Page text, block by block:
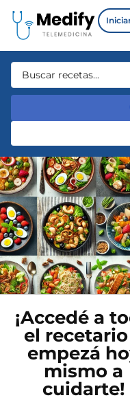
¡Accedé a
el
empezá
mismo a
cuidarte!